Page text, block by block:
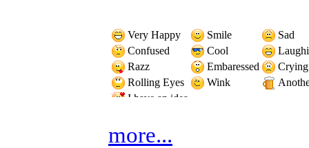
Very Happy Smile
Sad
Confused
Cool
Razz
Embaressed
Rolling Eyes
Wink
I have an idea
more...